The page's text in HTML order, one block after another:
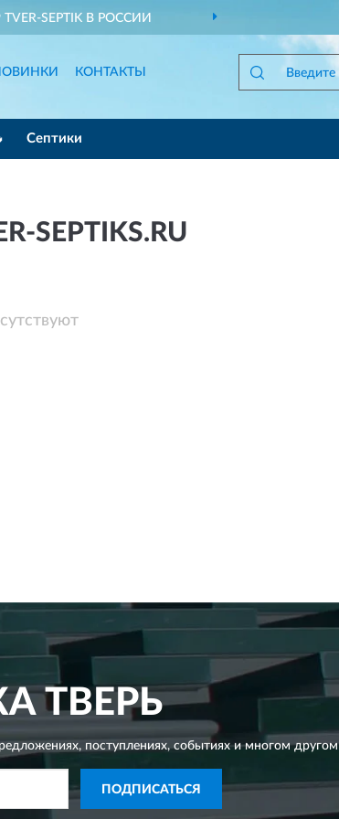
TVER-SEPTIK В РОССИИ
КОНТАКТЫ
Септики
ТВЕРЬ
поступлениях, событиях и многом другом
ПОДПИСАТЬСЯ